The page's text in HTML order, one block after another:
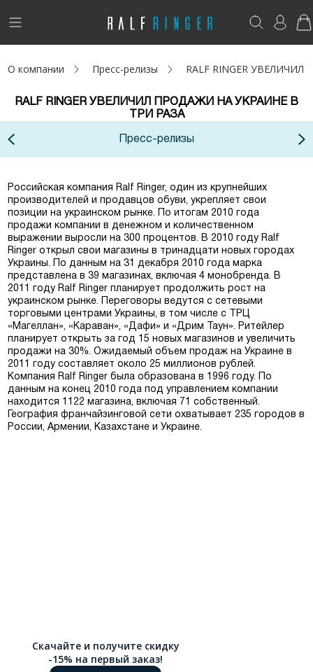
!
Новинки
Женщинам
Мужчинам
Капсула
Аутлет
Акции / Новости
Адреса магазинов
Москва
Возникли вопросы? - club@ralf.ru
О компании Пресс-релизы RALF RINGER
RALF RINGER УВЕЛИЧИЛ ПРОДАЖИ НА УКРАИНЕ В
ТРИ РАЗА
Пресс-релизы
Российская компания Ralf Ringer, один из крупнейших
производителей и продавцов обуви, укрепляет свои
позиции на украинском рынке. По итогам 2010 года
продажи компании в денежном и количественном
выражении выросли на 300 процентов. В 2010 году Ralf
Ringer открыл свои магазины в тринадцати новых городах
Украины. По данным на 31 декабря 2010 года марка
представлена в 39 магазинах, включая 4 монобренда. В
2011 году Ralf Ringer планирует продолжить рост на
украинском рынке. Переговоры ведутся с сетевыми
торговыми центрами Украины, в том числе с ТРЦ
«Магеллан», «Караван», «Дафи» и «Дрим Таун». Ритейлер
планирует открыть за год 15 новых магазинов и увеличить
продажи на 30%. Ожидаемый объем продаж на Украине в
2011 году составляет около 25 миллионов рублей.
Компания Ralf Ringer была образована в 1996 году. По
данным на конец 2010 года под управлением компании
находится 1122 магазина, включая 71 собственный.
География франчайзинговой сети охватывает 235 городов в
России, Армении, Казахстане и Украине.
Скачайте и получите скидку
-15% на первый заказ!